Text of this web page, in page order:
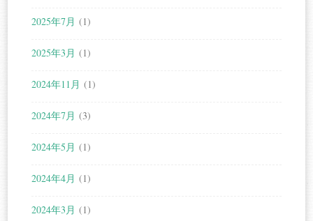
2025年7月 (1)
2025年3月 (1)
2024年11月 (1)
2024年7月 (3)
2024年5月 (1)
2024年4月 (1)
2024年3月 (1)